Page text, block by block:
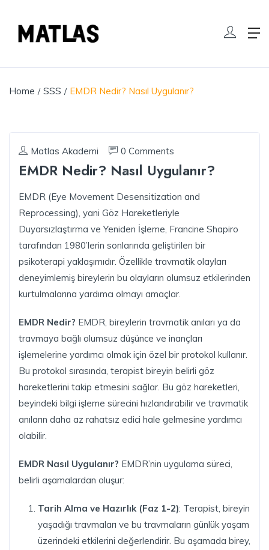
Home SSS EMDR Nedir? Nasıl Uygulanır?
Matlas Akademi 0 Comments
EMDR Nedir? Nasıl Uygulanır?
EMDR (Eye Movement Desensitization and
Reprocessing), yani Göz Hareketleriyle
Duyarsızlaştırma ve Yeniden İşleme, Francine Shapiro
tarafından 1980’lerin sonlarında geliştirilen bir
psikoterapi yaklaşımıdır. Özellikle travmatik olayları
deneyimlemiş bireylerin bu olayların olumsuz etkilerinden
kurtulmalarına yardımcı olmayı amaçlar.
EMDR Nedir? EMDR, bireylerin travmatik anıları ya da
travmaya bağlı olumsuz düşünce ve inançları
işlemelerine yardımcı olmak için özel bir protokol kullanır.
Bu protokol sırasında, terapist bireyin belirli göz
hareketlerini takip etmesini sağlar. Bu göz hareketleri,
beyindeki bilgi işleme sürecini hızlandırabilir ve travmatik
anıların daha az rahatsız edici hale gelmesine yardımcı
olabilir.
EMDR Nasıl Uygulanır? EMDR’nin uygulama süreci,
belirli aşamalardan oluşur:
Tarih Alma ve Hazırlık (Faz 1-2): Terapist, bireyin
yaşadığı travmaları ve bu travmaların günlük yaşam
üzerindeki etkilerini değerlendirir. Bu aşamada birey,